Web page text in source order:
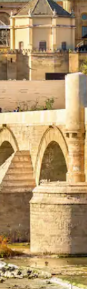
nach oben